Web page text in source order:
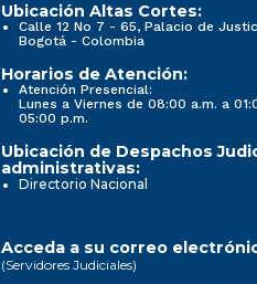
Ubicación Altas Cortes:
Calle 12 No 7 - 65, Palacio de
Bogotá - Colombia
Horarios de Atención:
Atención Presencial:
Lunes a Viernes de 08:00 a.m. a
05:00 p.m.
Ubicación de Despachos
administrativas:
Directorio Nacional
Acceda a su correo
(Servidores Judiciales)